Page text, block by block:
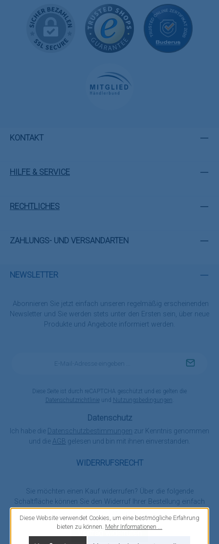
KONTAKT
HILFE & SERVICE
RECHTLICHES
ZAHLUNGS- UND VERSANDARTEN
WIDERRUFSRECHT
Sie möchten einen Kauf widerrufen? Über die folgende
Schaltfläche können Sie den Widerruf Ihrer Bestellung einfach
Vertrag widerrufen
NEWSLETTER
Abonnieren Sie jetzt einfach unseren regelmäßig erscheinenden
Newsletter und Sie werden stets unter den Ersten sein, über neue
Produkte und Angebote informiert werden.
Diese Seite ist durch reCAPTCHA geschützt und es gelten die
Datenschutzrichtlinieund Nutzungsbedingungen
Datenschutz
Ich habe die Datenschutzbestimmungen zur Kenntnis genommen
und die AGB gelesen und bin mit ihnen einverstanden.
Diese Website verwendet Cookies, um eine bestmögliche Erfahrung
bieten zu können. Mehr Informationen ...